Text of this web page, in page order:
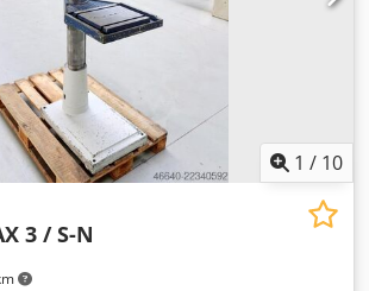
1 / 10
3 / S-N